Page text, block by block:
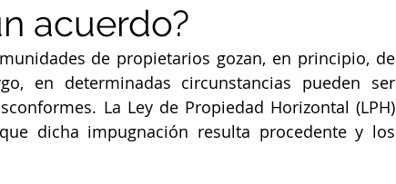
acuerdo?
de propietarios gozan, en principio, de
en determinadas circunstancias pueden ser
La Ley de Propiedad Horizontal (LPH)
dicha impugnación resulta procedente y los